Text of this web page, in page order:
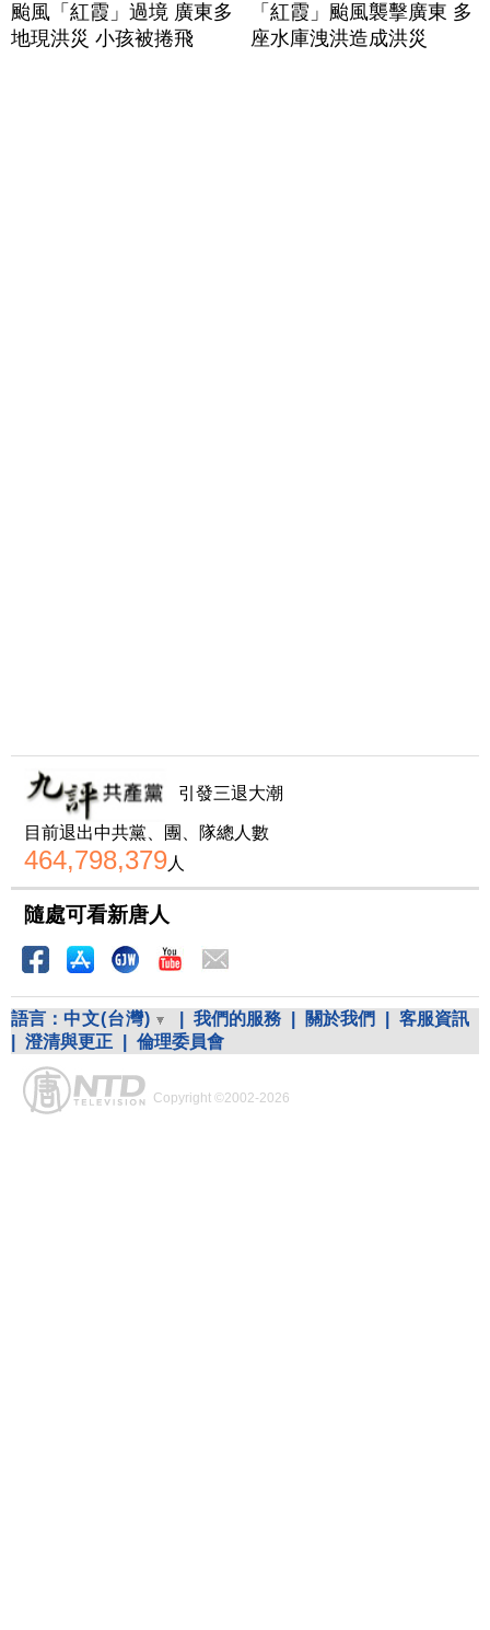
颱風「紅霞」過境 廣東多
地現洪災 小孩被捲飛
「紅霞」颱風襲擊廣東 多
座水庫洩洪造成洪災
引發三退大潮
目前退出中共黨、團、隊總人數
464,798,379人
隨處可看新唐人
語言： 中文(台灣) 我們的服務 關於我們
客服資訊
澄清與更正 倫理委員會
Copyright ©2002-2026